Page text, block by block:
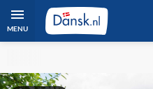
MENU